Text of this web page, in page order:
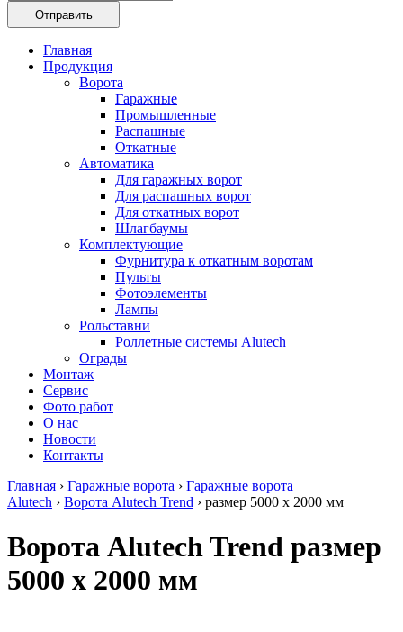
Главная
Продукция
Ворота
Гаражные
Промышленные
Распашные
Откатные
Автоматика
Для гаражных ворот
Для распашных ворот
Для откатных ворот
Шлагбаумы
Комплектующие
Фурнитура к откатным воротам
Пульты
Фотоэлементы
Лампы
Рольставни
Роллетные системы Alutech
Ограды
Монтаж
Сервис
Фото работ
О нас
Новости
Контакты
Главная › Гаражные ворота › Гаражные ворота
Alutech › Ворота Alutech Trend › размер 5000 х 2000 мм
Ворота Alutech Trend размер
5000 х 2000 мм